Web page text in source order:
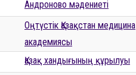
Андроново мәдениеті
Оңтүстік Қазақстан медицина
академиясы
Қазақ хандығының құрылуы